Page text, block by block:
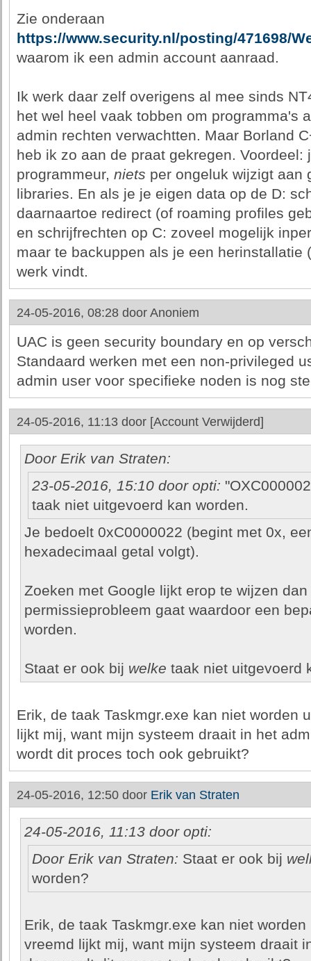
Zie onderaan
https://www.security.nl/posting/471698/
waarom ik een admin account aanraad.
Ik werk daar zelf overigens al mee sinds
het wel heel vaak tobben om programma's
admin rechten verwachtten. Maar Borland
heb ik zo aan de praat gekregen. Voordeel:
programmeur, niets per ongeluk wijzigt aan
libraries. En als je je eigen data op de D:
daarnaartoe redirect (of roaming profiles
en schrijfrechten op C: zoveel mogelijk
maar te backuppen als je een herinstallatie
werk vindt.
24-05-2016, 08:28 door Anoniem
UAC is geen security boundary en op
Standaard werken met een non-privileged
admin user voor specifieke noden is nog
24-05-2016, 11:13 door [Account Verwijderd]
Door Erik van Straten:
23-05-2016, 15:10 door opti:
taak niet uitgevoerd kan worden.
Je bedoelt 0xC0000022 (begint met 0x,
hexadecimaal getal volgt).
Zoeken met Google lijkt erop te wijzen
permissieprobleem gaat waardoor een
worden.
Staat er ook bij welke taak niet uitgevoerd
Erik, de taak Taskmgr.exe kan niet worden
lijkt mij, want mijn systeem draait in het
wordt dit proces toch ook gebruikt?
24-05-2016, 12:50 door Erik van Straten
24-05-2016, 11:13 door opti:
Door Erik van Straten: Staat er ook bij
worden?
Erik, de taak Taskmgr.exe kan niet
vreemd lijkt mij, want mijn systeem draait